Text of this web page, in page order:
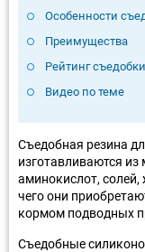
Особенности
Преимущества
Рейтинг съедобки
Видео по теме
Съедобная резина
изготавливаются
аминокислот, солей,
чего они
кормом подводных
Съедобные